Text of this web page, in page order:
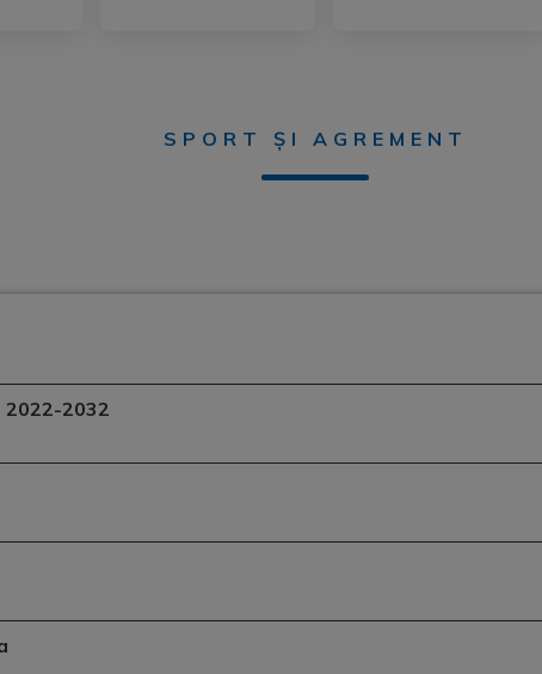
SPORT ȘI AGREMENT
2032